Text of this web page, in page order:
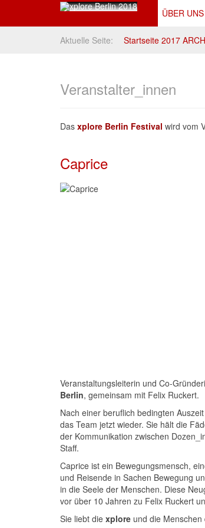
ÜBER UNS
Aktuelle Seite: Startseite 2017
Veranstalter_innen
Das xplore Berlin Festival wird vom
Caprice
Veranstaltungsleiterin und Co-
Berlin, gemeinsam mit Felix Ruckert.
Nach einer beruflich bedingten
das Team jetzt wieder. Sie hält die
der Kommunikation zwischen
Staff.
Caprice ist ein Bewegungsmensch,
und Reisende in Sachen Bewegung
in die Seele der Menschen. Diese
vor über 10 Jahren zu Felix Ruckert
Sie liebt die xplore und die Menschen